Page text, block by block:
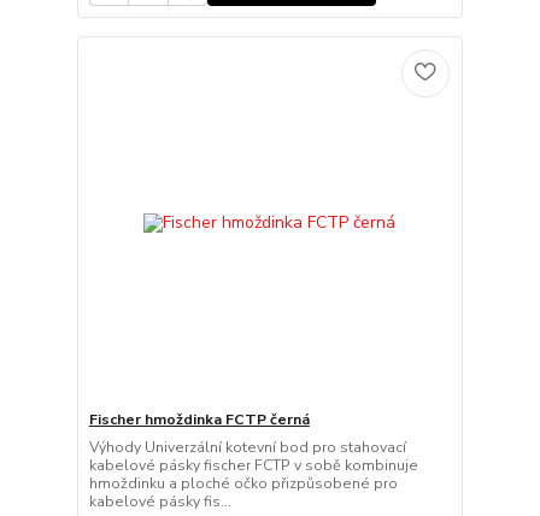
Fischer hmoždinka FCTP černá
Výhody Univerzální kotevní bod pro stahovací
kabelové pásky fischer FCTP v sobě kombinuje
hmoždinku a ploché očko přizpůsobené pro
kabelové pásky fis...